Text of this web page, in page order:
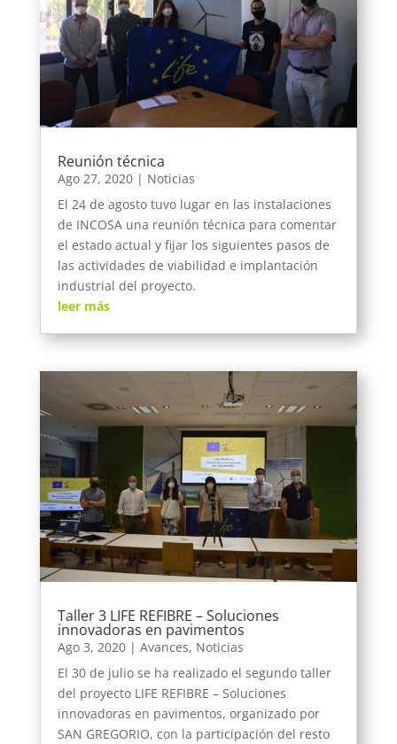
Reunión técnica
Ago 27, 2020| Noticias
El 24 de agosto tuvo lugar en las instalaciones
de INCOSA una reunión técnica para comentar
el estado actual y fijar los siguientes pasos de
las actividades de viabilidad e implantación
industrial del proyecto.
leer más
Taller 3 LIFE REFIBRE – Soluciones
innovadoras en pavimentos
Ago 3, 2020| Avances, Noticias
El 30 de julio se ha realizado el segundo taller
del proyecto LIFE REFIBRE – Soluciones
innovadoras en pavimentos, organizado por
SAN GREGORIO, con la participación del resto